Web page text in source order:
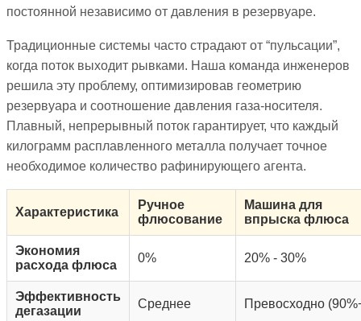
постоянной независимо от давления в резервуаре.
Традиционные системы часто страдают от “пульсации”,
когда поток выходит рывками. Наша команда инженеров
решила эту проблему, оптимизировав геометрию
резервуара и соотношение давления газа-носителя.
Плавный, непрерывный поток гарантирует, что каждый
килограмм расплавленного металла получает точное
необходимое количество рафинирующего агента.
Характеристика
Ручное
флюсование
Машина для
впрыска флюса
Экономия
расхода флюса
0% 20% - 30%
Эффективность
дегазации
Среднее Превосходно